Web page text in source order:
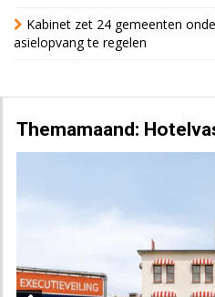
Kabinet zet 24 gemeenten
asielopvang te regelen
Themamaand: